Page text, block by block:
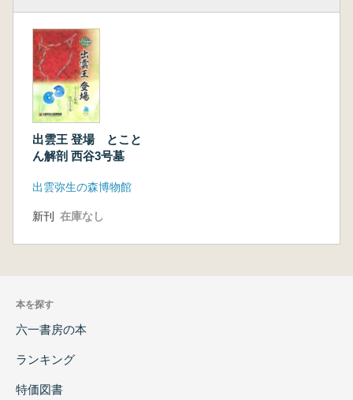
出雲王 登場 とこと
ん解剖 西谷3号墓
出雲弥生の森博物館
新刊 在庫なし
本を探す
六一書房の本
ランキング
特価図書